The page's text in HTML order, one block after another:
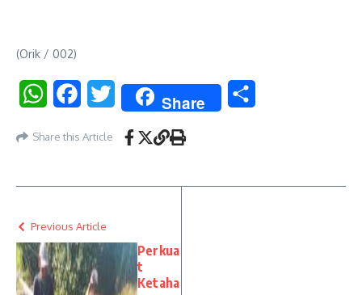
(Orik / 002)
WhatsAppFacebookTwitter Share
Share this Article
Previous Article
Perkua
t
Ketaha